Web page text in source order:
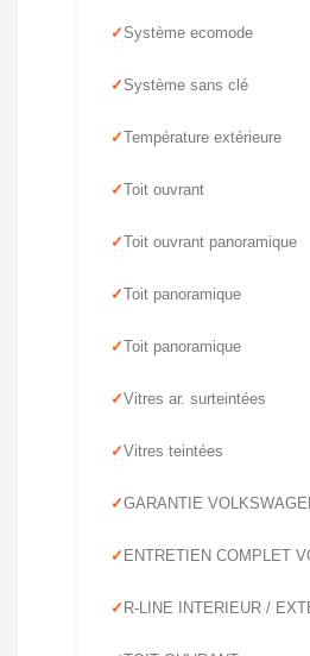
Système ecomode
Système sans clé
Température extérieure
Toit ouvrant
Toit ouvrant panoramique
Toit panoramique
Toit panoramique
Vitres ar. surteintées
Vitres teintées
GARANTIE
ENTRETIEN COMPLET
R-LINE INTERIEUR /